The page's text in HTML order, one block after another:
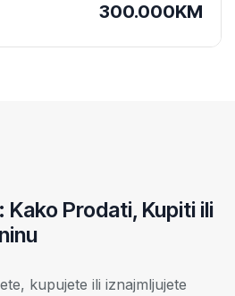
300.000KM
Prodati, Kupiti ili
kupujete ili iznajmljujete